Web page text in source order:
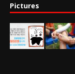
Pictures